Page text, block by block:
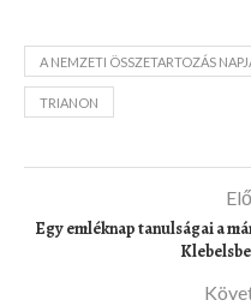
A NEMZETI ÖSSZETARTOZÁS
TRIANON
Egy emléknap tanulságai a